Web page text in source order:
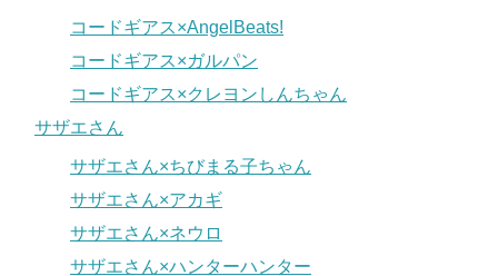
コードギアス×AngelBeats!
コードギアス×ガルパン
コードギアス×クレヨンしんちゃん
サザエさん
サザエさん×ちびまる子ちゃん
サザエさん×アカギ
サザエさん×ネウロ
サザエさん×ハンターハンター